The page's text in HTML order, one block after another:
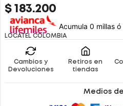
$ 183.200
Acumula 0 millas
LOCATEL COLOMBIA
Cambios y
Devoluciones
Retiros en
tiendas
Medios